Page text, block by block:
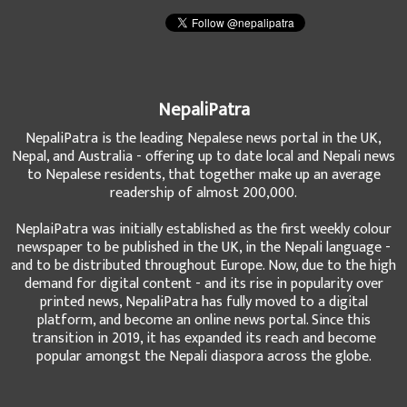
NepaliPatra
NepaliPatra is the leading Nepalese news portal in the UK,
Nepal, and Australia - offering up to date local and Nepali news
to Nepalese residents, that together make up an average
readership of almost 200,000.
NeplaiPatra was initially established as the first weekly colour
newspaper to be published in the UK, in the Nepali language -
and to be distributed throughout Europe. Now, due to the high
demand for digital content - and its rise in popularity over
printed news, NepaliPatra has fully moved to a digital
platform, and become an online news portal. Since this
transition in 2019, it has expanded its reach and become
popular amongst the Nepali diaspora across the globe.